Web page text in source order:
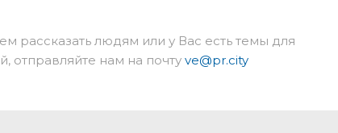
рассказать людям или у Вас есть темы для
отправляйте нам на почту ve@pr.city